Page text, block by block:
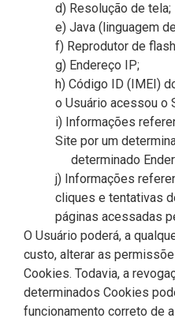
d) Resolução de tela;
e) Java (linguagem
f) Reprodutor de
g) Endereço IP;
h) Código ID (IMEI)
o Usuário acessou o
i) Informações
Site por um
determinado
j) Informações
cliques e tentativas
páginas acessadas
O Usuário poderá, a
custo, alterar as
Cookies. Todavia, a
determinados Cookies
funcionamento correto de